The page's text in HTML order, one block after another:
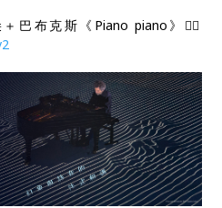
巴布克斯《Piano piano》👉🏻